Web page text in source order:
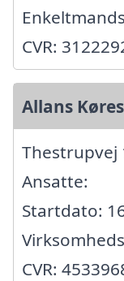
CVR:
Allans
Thestrupvej
Ansatte:
Startdato:
CVR: